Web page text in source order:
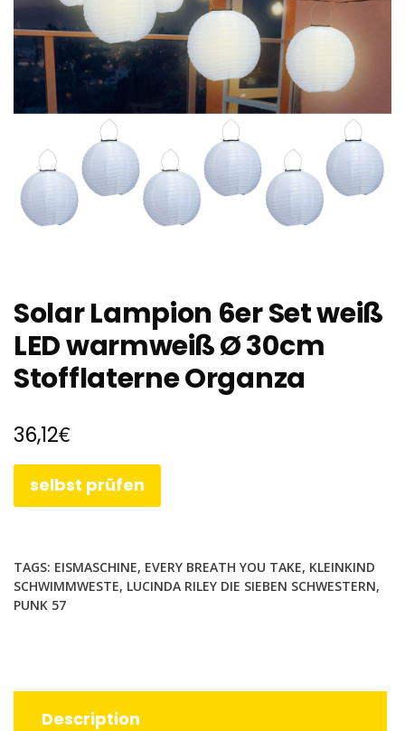
Solar Lampion 6er Set weiß
LED warmweiß Ø 30cm
Stofflaterne Organza
36,12€
selbst prüfen
TAGS: EISMASCHINE, EVERY BREATH YOU TAKE, KLEINKIND
SCHWIMMWESTE, LUCINDA RILEY DIE SIEBEN SCHWESTERN,
PUNK 57
Description